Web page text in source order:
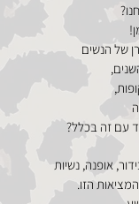
של הנשים
עם זה בכלל?
אופנה, נשיות
הזו.